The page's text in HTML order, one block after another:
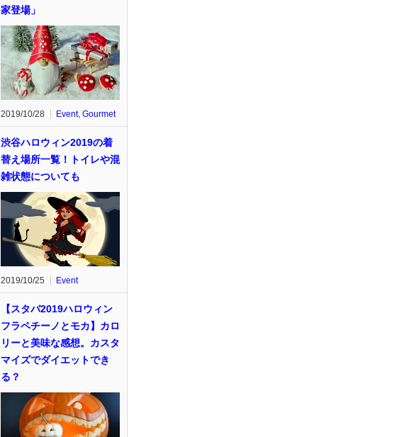
家登場」
2019/10/28 Event, Gourmet
渋谷ハロウィン2019の着
替え場所一覧！トイレや混
雑状態についても
2019/10/25 Event
【スタバ2019ハロウィン
フラペチーノとモカ】カロ
リーと美味な感想。カスタ
マイズでダイエットでき
る？